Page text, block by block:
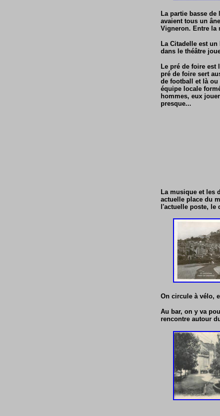
La partie basse
avaient tous un
Vigneron. Entre la
La Citadelle est
dans le théâtre
Le pré de foire est
pré de foire sert
de football et là ou
équipe locale
hommes, eux
presque...
La musique et les
actuelle place du
l'actuelle poste, le
On circule à vélo,
Au bar, on y va
rencontre autour